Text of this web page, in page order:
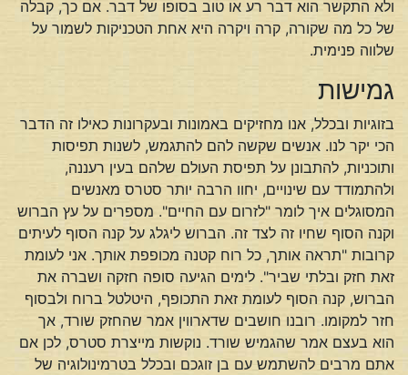
ולא התקשר הוא דבר רע או טוב בסופו של דבר. אם כך, קבלה
של כל מה שקורה, קרה ויקרה היא אחת הטכניקות לשמור על
שלווה פנימית.
גמישות
בזוגיות ובכלל, אנו מחזיקים באמונות ובעקרונות כאילו זה הדבר
הכי יקר לנו. אנשים שקשה להם להתגמש, לשנות תפיסות
ותוכניות, להתבונן על תפיסת העולם שלהם בעין רעננה,
ולהתמודד עם שינויים, יחוו הרבה יותר סטרס מאנשים
המסוגלים איך לומר "לזרום עם החיים". מספרים על עץ הברוש
וקנה הסוף שחיו זה לצד זה. הברוש ליגלג על קנה הסוף לעיתים
קרובות "תראה אותך, כל רוח קטנה מכופפת אותך. אני לעומת
זאת חזק ובלתי שביר". לימים הגיעה סופה חזקה ושברה את
הברוש, קנה הסוף לעומת זאת התכופף, היטלטל ברוח ולבסוף
חזר למקומו. רובנו חושבים שדארווין אמר שהחזק שורד, אך
הוא בעצם אמר שהגמיש שורד. נוקשות מייצרת סטרס, לכן אם
אתם מרבים להשתמש עם בן זוגכם ובכלל בטרמינולוגיה של